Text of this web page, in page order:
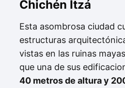
Chichén Itzá
Esta asombrosa ciudad
estructuras
vistas en las ruinas
que una de sus
40 metros de altura y